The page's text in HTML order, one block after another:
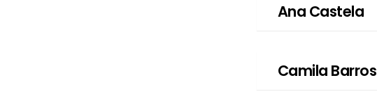
Ana Castela
Camila Barros